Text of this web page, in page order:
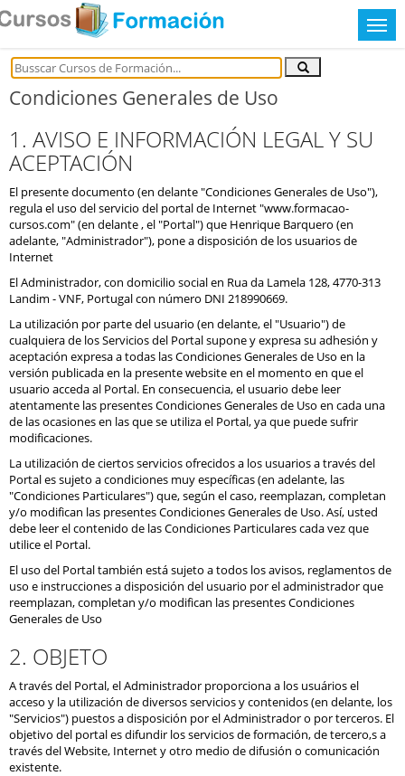
Condiciones Generales de Uso
1. AVISO E INFORMACIÓN LEGAL Y SU
ACEPTACIÓN
El presente documento (en delante "Condiciones Generales de Uso"),
regula el uso del servicio del portal de Internet "www.formacao-
cursos.com" (en delante , el "Portal") que Henrique Barquero (en
adelante, "Administrador"), pone a disposición de los usuarios de
Internet
El Administrador, con domicilio social en Rua da Lamela 128, 4770-313
Landim - VNF, Portugal con número DNI 218990669.
La utilización por parte del usuario (en delante, el "Usuario") de
cualquiera de los Servicios del Portal supone y expresa su adhesión y
aceptación expresa a todas las Condiciones Generales de Uso en la
versión publicada en la presente website en el momento en que el
usuario acceda al Portal. En consecuencia, el usuario debe leer
atentamente las presentes Condiciones Generales de Uso en cada una
de las ocasiones en las que se utiliza el Portal, ya que puede sufrir
modificaciones.
La utilización de ciertos servicios ofrecidos a los usuarios a través del
Portal es sujeto a condiciones muy específicas (en adelante, las
"Condiciones Particulares") que, según el caso, reemplazan, completan
y/o modifican las presentes Condiciones Generales de Uso. Así, usted
debe leer el contenido de las Condiciones Particulares cada vez que
utilice el Portal.
El uso del Portal también está sujeto a todos los avisos, reglamentos de
uso e instrucciones a disposición del usuario por el administrador que
reemplazan, completan y/o modifican las presentes Condiciones
Generales de Uso
2. OBJETO
A través del Portal, el Administrador proporciona a los usuários el
acceso y la utilización de diversos servicios y contenidos (en delante, los
"Servicios") puestos a disposición por el Administrador o por terceros. El
objetivo del portal es difundir los servicios de formación, de tercero,s a
través del Website, Internet y otro medio de difusión o comunicación
existente.